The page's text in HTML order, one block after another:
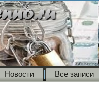
Новости Все записи